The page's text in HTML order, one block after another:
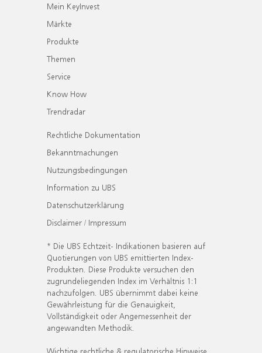
Mein KeyInvest
Märkte
Produkte
Themen
Service
Know How
Trendradar
Rechtliche Dokumentation
Bekanntmachungen
Nutzungsbedingungen
Information zu UBS
Datenschutzerklärung
Disclaimer / Impressum
* Die UBS Echtzeit- Indikationen basieren auf
Quotierungen von UBS emittierten Index-
Produkten. Diese Produkte versuchen den
zugrundeliegenden Index im Verhältnis 1:1
nachzufolgen. UBS übernimmt dabei keine
Gewährleistung für die Genauigkeit,
Vollständigkeit oder Angemessenheit der
angewandten Methodik.